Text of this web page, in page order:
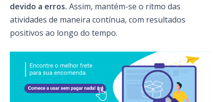
devido a erros. Assim, mantém-se o ritmo das
atividades de maneira contínua, com resultados
positivos ao longo do tempo.